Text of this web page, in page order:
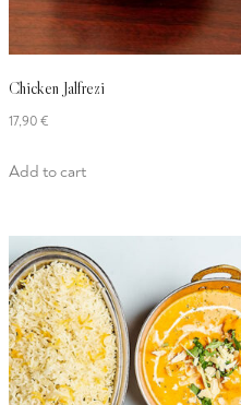
Chicken Jalfrezi
17,90€
Add to cart